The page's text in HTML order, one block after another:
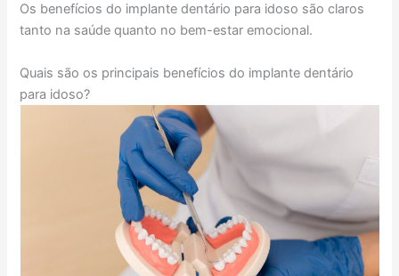
Os benefícios do implante dentário para idoso são claros
tanto na saúde quanto no bem-estar emocional.
Quais são os principais benefícios do implante dentário
para idoso?